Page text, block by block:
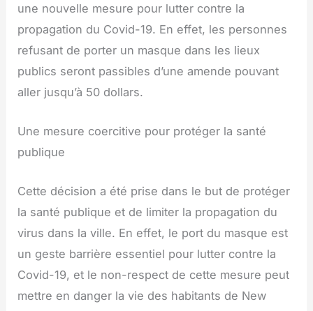
une nouvelle mesure pour lutter contre la
propagation du Covid-19. En effet, les personnes
refusant de porter un masque dans les lieux
publics seront passibles d’une amende pouvant
aller jusqu’à 50 dollars.
Une mesure coercitive pour protéger la santé
publique
Cette décision a été prise dans le but de protéger
la santé publique et de limiter la propagation du
virus dans la ville. En effet, le port du masque est
un geste barrière essentiel pour lutter contre la
Covid-19, et le non-respect de cette mesure peut
mettre en danger la vie des habitants de New